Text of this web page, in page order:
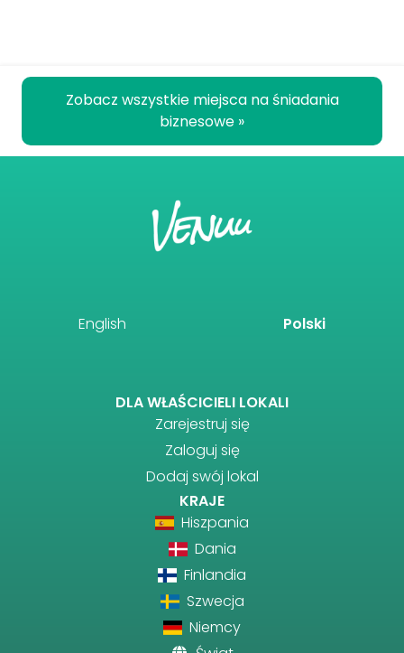
Zobacz wszystkie miejsca na śniadania
biznesowe »
English Polski
DLA WŁAŚCICIELI LOKALI
Zarejestruj się
Zaloguj się
Dodaj swój lokal
KRAJE
Hiszpania
Dania
Finlandia
Szwecja
Niemcy